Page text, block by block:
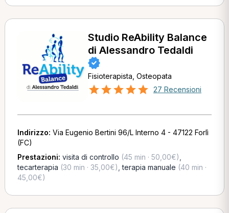
Studio ReAbility Balance
di Alessandro Tedaldi
Fisioterapista, Osteopata
27 Recensioni
Indirizzo: Via Eugenio Bertini 96/L Interno 4 - 47122 Forlì
(FC)
Prestazioni: visita di controllo (45 min · 50,00€)
tecarterapia (30 min · 35,00€) ,terapia manuale (40 min ·
45,00€)